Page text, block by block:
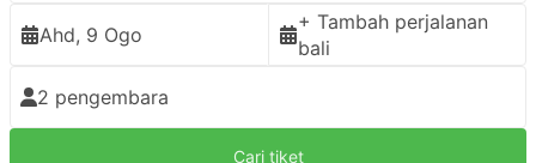
Ahd, 9 Ogo
+ Tambah perjalanan
bali
2 pengembara
Cari tiket